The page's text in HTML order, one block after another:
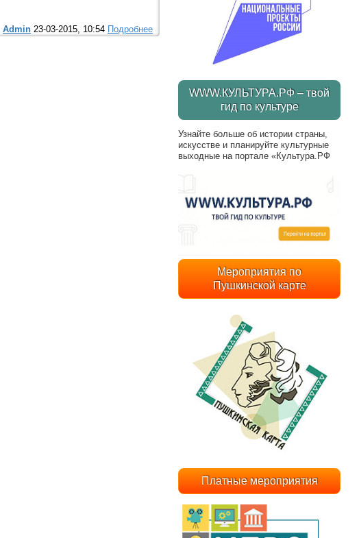
Admin23-03-2015, 10:54 Подробнее
WWW.КУЛЬТУРА.РФ – твой
гид по культуре
Узнайте больше об истории страны,
искусстве и планируйте культурные
выходные на портале «Культура.РФ
Мероприятия по
Пушкинской карте
Платные мероприятия